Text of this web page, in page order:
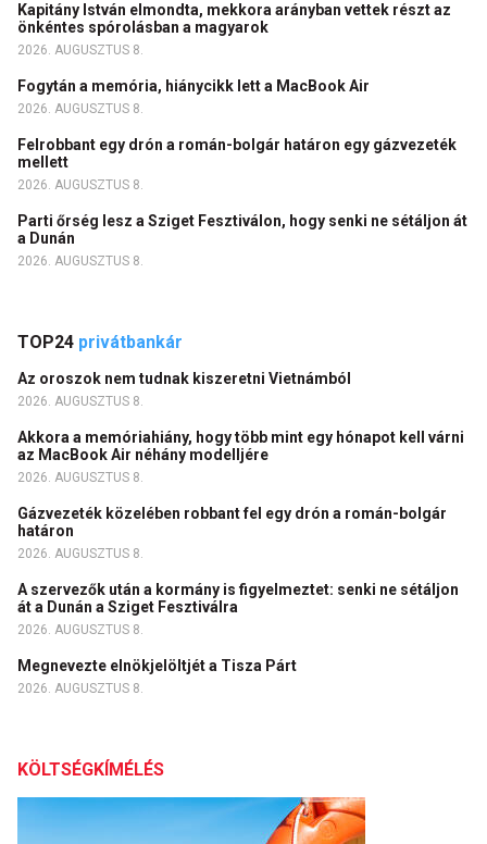
Kapitány István elmondta, mekkora arányban vettek részt az
önkéntes spórolásban a magyarok
2026. AUGUSZTUS 8.
Fogytán a memória, hiánycikk lett a MacBook Air
2026. AUGUSZTUS 8.
Felrobbant egy drón a román-bolgár határon egy gázvezeték
mellett
2026. AUGUSZTUS 8.
Parti őrség lesz a Sziget Fesztiválon, hogy senki ne sétáljon át
a Dunán
2026. AUGUSZTUS 8.
TOP24 privátbankár
Az oroszok nem tudnak kiszeretni Vietnámból
2026. AUGUSZTUS 8.
Akkora a memóriahiány, hogy több mint egy hónapot kell várni
az MacBook Air néhány modelljére
2026. AUGUSZTUS 8.
Gázvezeték közelében robbant fel egy drón a román-bolgár
határon
2026. AUGUSZTUS 8.
A szervezők után a kormány is figyelmeztet: senki ne sétáljon
át a Dunán a Sziget Fesztiválra
2026. AUGUSZTUS 8.
Megnevezte elnökjelöltjét a Tisza Párt
2026. AUGUSZTUS 8.
KÖLTSÉGKÍMÉLÉS